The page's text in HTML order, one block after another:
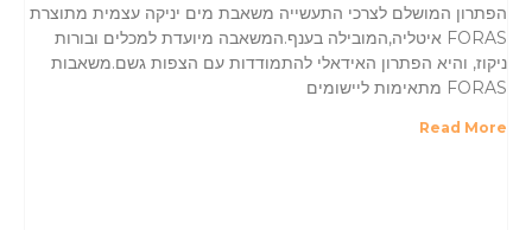
הפתרון המושלם לצרכי התעשייה משאבת מים יניקה עצמית מתוצרת
FORAS איטליה,המובילה בענף.המשאבה מיועדת למכלים ובורות
ניקוז, והיא הפתרון האידאלי להתמודדות עם הצפות גשם.משאבות
FORAS מתאימות ליישומים
Read More